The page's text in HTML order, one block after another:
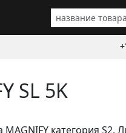
SL 5K
MAGNIFY категория S2.